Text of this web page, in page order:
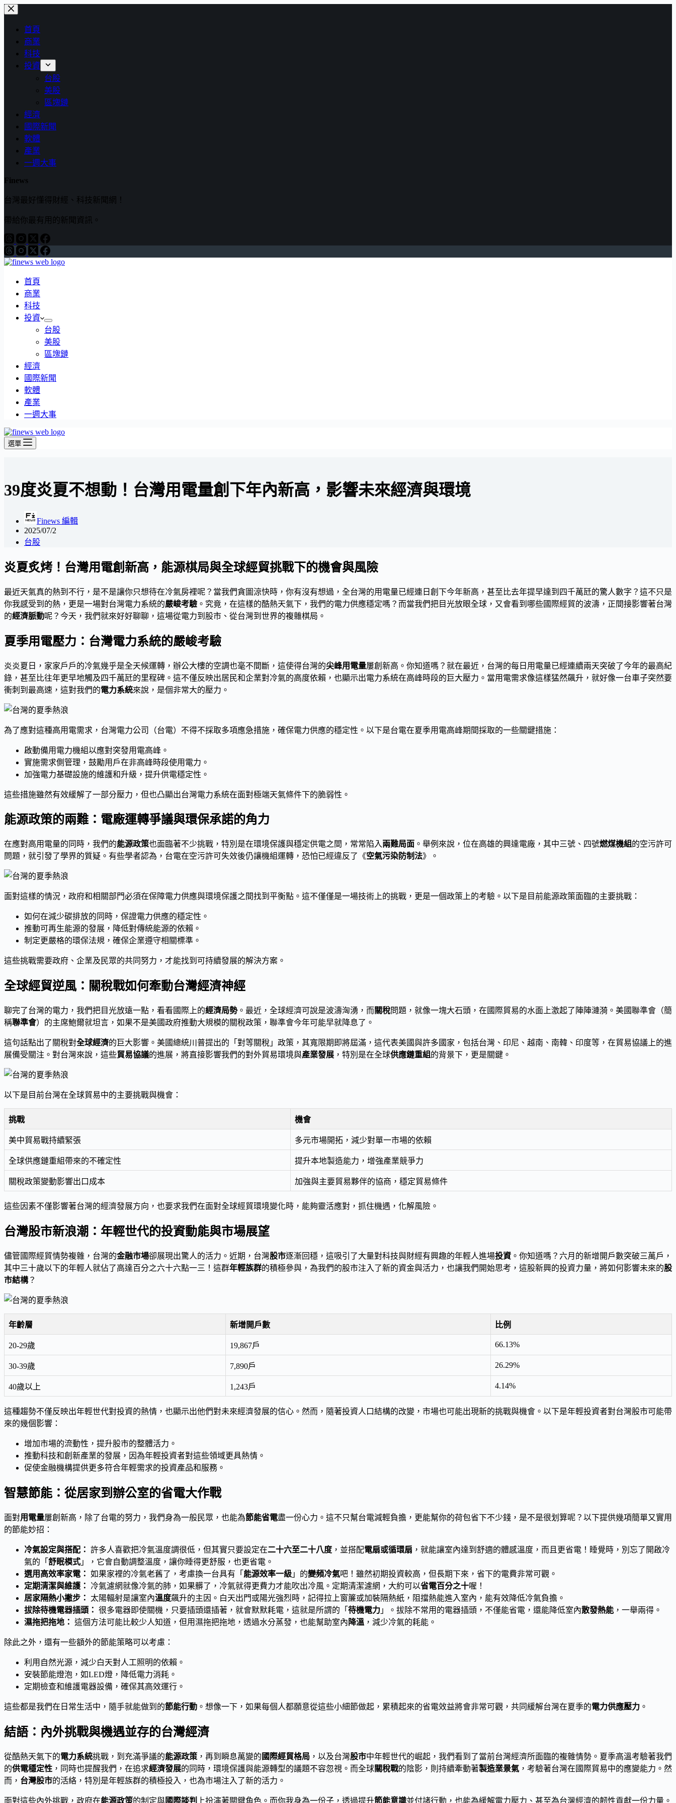
跳
首頁
商業
科技
投資
台股
美股
區塊鏈
經濟
國際新聞
軟體
產業
一週大事
Finews
台灣最好懂得財經、科技新聞網！
帶給你最有用的新聞資訊。
首頁
商業
科技
投資
台股
美股
區塊鏈
經濟
國際新聞
軟體
產業
一週大事
選單
39度炎夏不想動！台灣用電量創下年內新高，影響未來經濟與環境
Finews 編輯
2025/07/2
台股
炎夏炙烤！台灣用電創新高，能源棋局與全球經貿挑戰下的機會與風險
最近天氣真的熱到不行，是不是讓你只想待在冷氣房裡呢？當我們貪圖涼快時，你有沒有想過，全台灣的用電量已經連日創下今年新高，甚至比去年提早達到四千萬瓩的驚人數字？這不只是
你我感受到的熱，更是一場對台灣電力系統的嚴峻考驗 。究竟，在這樣的酷熱天氣下，我們的電力供應穩定嗎？而當我們把目光放眼全球，又會看到哪些國際經貿的波濤，正間接影響著台灣
的經濟脈動呢？今天，我們就來好好聊聊，這場從電力到股市、從台灣到世界的複雜棋局。
夏季用電壓力：台灣電力系統的嚴峻考驗
炎炎夏日，家家戶戶的冷氣幾乎是全天候運轉，辦公大樓的空調也毫不間斷，這使得台灣的尖峰用電量屢創新高。你知道嗎？就在最近，台灣的每日用電量已經連續兩天突破了今年的最高紀
錄，甚至比往年更早地觸及四千萬瓩的里程碑。這不僅反映出居民和企業對冷氣的高度依賴，也顯示出電力系統在高峰時段的巨大壓力。當用電需求像這樣猛然飆升，就好像一台車子突然要
衝刺到最高速，這對我們的電力系統來說，是個非常大的壓力。
為了應對這種高用電需求，台灣電力公司（台電）不得不採取多項應急措施，確保電力供應的穩定性。以下是台電在夏季用電高峰期間採取的一些關鍵措施：
啟動備用電力機組以應對突發用電高峰。
實施需求側管理，鼓勵用戶在非高峰時段使用電力。
加強電力基礎設施的維護和升級，提升供電穩定性。
這些措施雖然有效緩解了一部分壓力，但也凸顯出台灣電力系統在面對極端天氣條件下的脆弱性。
能源政策的兩難：電廠運轉爭議與環保承諾的角力
在應對高用電量的同時，我們的能源政策也面臨著不少挑戰，特別是在環境保護與穩定供電之間，常常陷入 兩難局面 。舉例來說，位在高雄的興達電廠，其中三號、四號燃煤機組的空污許可
問題，就引發了學界的質疑。有些學者認為，台電在空污許可失效後仍讓機組運轉，恐怕已經違反了《空氣污染防制法》。
面對這樣的情況，政府和相關部門必須在保障電力供應與環境保護之間找到平衡點。這不僅僅是一場技術上的挑戰，更是一個政策上的考驗。以下是目前能源政策面臨的主要挑戰：
如何在減少碳排放的同時，保證電力供應的穩定性。
推動可再生能源的發展，降低對傳統能源的依賴。
制定更嚴格的環保法規，確保企業遵守相關標準。
這些挑戰需要政府、企業及民眾的共同努力，才能找到可持續發展的解決方案。
全球經貿逆風：關稅戰如何牽動台灣經濟神經
聊完了台灣的電力，我們把目光放遠一點，看看國際上的經濟局勢。最近，全球經濟可說是波濤洶湧，而 關稅問題，就像一塊大石頭，在國際貿易的水面上激起了陣陣漣漪。美國聯準會（簡
稱聯準會）的主席鮑爾就坦言，如果不是美國政府推動大規模的關稅政策，聯準會今年可能早就降息了。
這句話點出了關稅對全球經濟的巨大影響。美國總統川普提出的「對等關稅」政策，其寬限期即將屆滿，這代表美國與許多國家，包括台灣、印尼、越南、南韓、印度等，在貿易協議上的進
展備受關注。對台灣來說，這些貿易協議的進展，將直接影響我們的對外貿易環境與產業發展 ，特別是在全球供應鏈重組的背景下，更是關鍵。
以下是目前台灣在全球貿易中的主要挑戰與機會：
挑戰 機會
美中貿易戰持續緊張 多元市場開拓，減少對單一市場的依賴
全球供應鏈重組帶來的不確定性 提升本地製造能力，增強產業競爭力
關稅政策變動影響出口成本 加強與主要貿易夥伴的協商，穩定貿易條件
這些因素不僅影響著台灣的經濟發展方向，也要求我們在面對全球經貿環境變化時，能夠靈活應對，抓住機遇，化解風險。
台灣股市新浪潮：年輕世代的投資動能與市場展望
儘管國際經貿情勢複雜，台灣的金融市場卻展現出驚人的活力。近期，台灣股市逐漸回穩，這吸引了大量對科技與財經有興趣的年輕人進場投資。你知道嗎？六月的新增開戶數突破三萬戶，
其中三十歲以下的年輕人就佔了高達百分之六十六點一三！這群年輕族群的積極參與，為我們的股市注入了新的資金與活力，也讓我們開始思考，這股新興的投資力量，將如何影響未來的股
市結構？
年齡層 新增開戶數 比例
20-29歲 19,867戶 66.13%
30-39歲 7,890戶 26.29%
40歲以上 1,243戶 4.14%
這種趨勢不僅反映出年輕世代對投資的熱情，也顯示出他們對未來經濟發展的信心。然而，隨著投資人口結構的改變，市場也可能出現新的挑戰與機會。以下是年輕投資者對台灣股市可能帶
來的幾個影響：
增加市場的流動性，提升股市的整體活力。
推動科技和創新產業的發展，因為年輕投資者對這些領域更具熱情。
促使金融機構提供更多符合年輕需求的投資產品和服務。
智慧節能：從居家到辦公室的省電大作戰
面對用電量屢創新高，除了台電的努力，我們身為一般民眾，也能為節能省電盡一份心力。這不只幫台電減輕負擔，更能幫你的荷包省下不少錢，是不是很划算呢？以下提供幾項簡單又實用
的節能妙招：
冷氣設定與搭配： 許多人喜歡把冷氣溫度調很低，但其實只要設定在二十六至二十八度 ，並搭配電扇或循環扇 ，就能讓室內達到舒適的體感溫度，而且更省電！睡覺時，別忘了開啟冷
氣的「 舒眠模式 」，它會自動調整溫度，讓你睡得更舒服，也更省電。
選用高效率家電： 如果家裡的冷氣老舊了，考慮換一台具有「 能源效率一級 」的變頻冷氣吧！雖然初期投資較高，但長期下來，省下的電費非常可觀。
定期清潔與維護：
冷氣濾網就像冷氣的肺，如果髒了，冷氣就得更費力才能吹出冷風。定期清潔濾網，大約可以省電百分之十喔！
居家隔熱小撇步：
太陽輻射是讓室內溫度飆升的主因。白天出門或陽光強烈時，記得拉上窗簾或加裝隔熱紙，阻擋熱能進入室內，能有效降低冷氣負擔。
拔除待機電器插頭： 很多電器即使關機，只要插頭還插著，就會默默耗電，這就是所謂的「 待機電力 」。拔除不常用的電器插頭，不僅能省電，還能降低室內散發熱能 ，一舉兩得。
濕拖把拖地： 這個方法可能比較少人知道，但用濕拖把拖地，透過水分蒸發，也能幫助室內 降溫 ，減少冷氣的耗能。
除此之外，還有一些額外的節能策略可以考慮：
利用自然光源，減少白天對人工照明的依賴。
安裝節能燈泡，如LED燈，降低電力消耗。
定期檢查和維護電器設備，確保其高效運行。
這些都是我們在日常生活中，隨手就能做到的節能行動 。想像一下，如果每個人都願意從這些小細節做起，累積起來的省電效益將會非常可觀，共同緩解台灣在夏季的電力供應壓力 。
結語：內外挑戰與機遇並存的台灣經濟
從酷熱天氣下的電力系統挑戰，到充滿爭議的能源政策 ，再到瞬息萬變的 國際經貿格局 ，以及台灣股市中年輕世代的崛起，我們看到了當前台灣經濟所面臨的複雜情勢。夏季高溫考驗著我們
的供電穩定性 ，同時也提醒我們，在追求經濟發展的同時，環境保護與能源轉型的議題不容忽視。而全球關稅戰的陰影，則持續牽動著製造業景氣 ，考驗著台灣在國際貿易中的應變能力。然
而， 台灣股市的活絡，特別是年輕族群的積極投入，也為市場注入了新的活力。
面對這些內外挑戰，政府在能源政策的制定與國際談判 上扮演著關鍵角色。而你我身為一份子，透過提升節能意識並付諸行動，也能為緩解電力壓力、甚至為台灣經濟的韌性貢獻一份力量。